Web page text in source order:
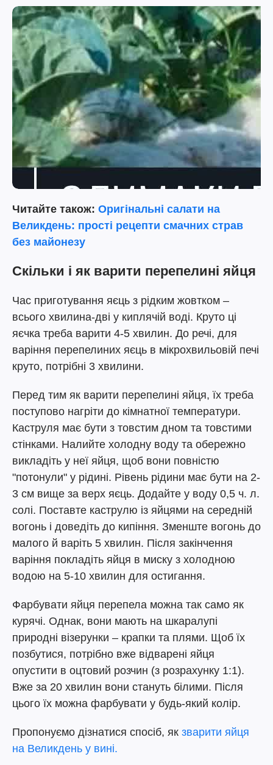
Читайте також: Оригінальні салати на
Великдень: прості рецепти смачних страв
без майонезу
Скільки і як варити перепелині яйця
Час приготування яєць з рідким жовтком –
всього хвилина-дві у киплячій воді. Круто ці
яєчка треба варити 4-5 хвилин. До речі, для
варіння перепелиних яєць в мікрохвильовій печі
круто, потрібні 3 хвилини.
Перед тим як варити перепелині яйця, їх треба
поступово нагріти до кімнатної температури.
Каструля має бути з товстим дном та товстими
стінками. Налийте холодну воду та обережно
викладіть у неї яйця, щоб вони повністю
"потонули" у рідині. Рівень рідини має бути на 2-
3 см вище за верх яєць. Додайте у воду 0,5 ч. л.
солі. Поставте каструлю із яйцями на середній
вогонь і доведіть до кипіння. Зменште вогонь до
малого й варіть 5 хвилин. Після закінчення
варіння покладіть яйця в миску з холодною
водою на 5-10 хвилин для остигання.
Фарбувати яйця перепела можна так само як
курячі. Однак, вони мають на шкаралупі
природні візерунки – крапки та плями. Щоб їх
позбутися, потрібно вже відварені яйця
опустити в оцтовий розчин (з розрахунку 1:1).
Вже за 20 хвилин вони стануть білими. Після
цього їх можна фарбувати у будь-який колір.
Пропонуємо дізнатися спосіб, як зварити яйця
на Великдень у вині.